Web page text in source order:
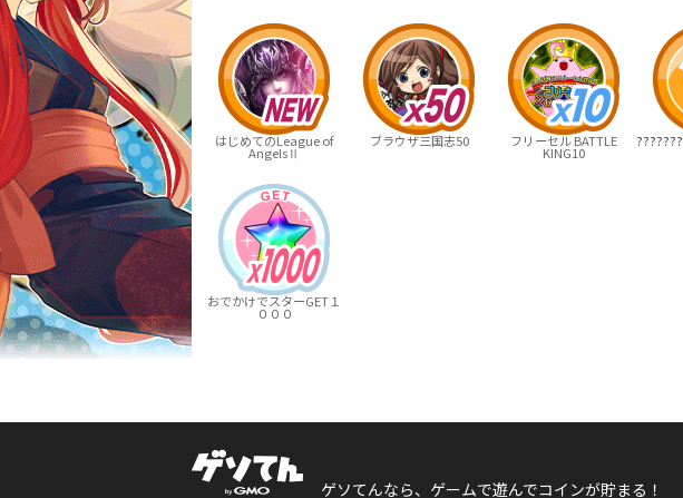
はじめてのLeague of
AngelsⅡ
ブラウザ三国志50 フリーセル BATTLE
KING10
???????
おでかけでスターGET１
０００
ゲソてんなら、ゲームで遊んでコインが貯まる！